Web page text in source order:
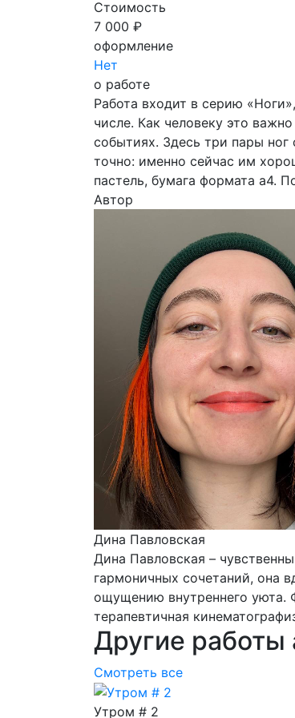
Стоимость
7 000 ₽
оформление
Нет
о работе
Работа входит в серию
числе. Как человеку это
событиях. Здесь три пары ног
точно: именно сейчас им
пастель, бумага формата a4.
Автор
Дина Павловская
Дина Павловская –
гармоничных сочетаний, она
ощущению внутреннего уюта.
терапевтичная
Другие работы
Смотреть все
Утром # 2